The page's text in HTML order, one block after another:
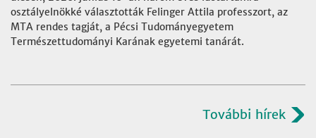
osztályelnökké választották Felinger Attila professzort, az
MTA rendes tagját, a Pécsi Tudományegyetem
Természettudományi Karának egyetemi tanárát.
További hírek